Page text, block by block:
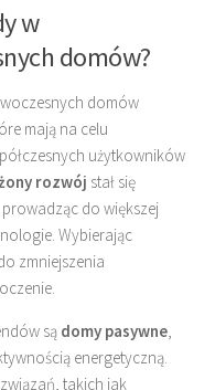
w
domów?
domów
mają na celu
użytkowników
rozwój stał się
do większej
Wybierając
zmniejszenia
są domy pasywne
energetyczną.
takich jak